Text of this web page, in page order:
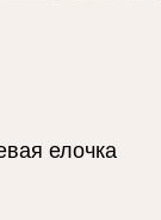
елочка